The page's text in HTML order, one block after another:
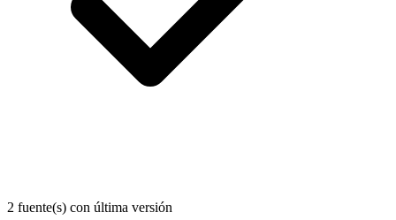
2 fuente(s) con última versión